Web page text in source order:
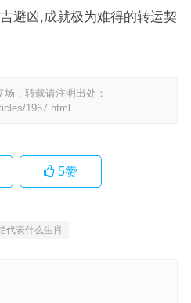
避凶,成就极为难得的转运契
，转载请注明出处：
1967.html
5赞
代表什么生肖